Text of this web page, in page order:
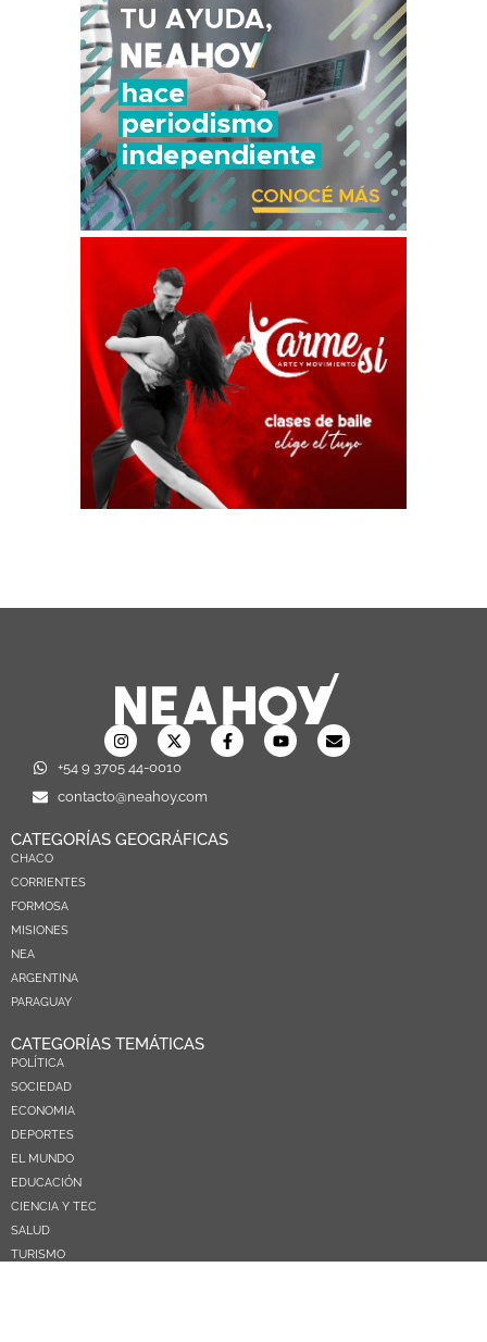
+54 9 3705 44-0010
contacto@neahoy.com
CATEGORÍAS GEOGRÁFICAS
CHACO
CORRIENTES
FORMOSA
MISIONES
NEA
ARGENTINA
PARAGUAY
CATEGORÍAS TEMÁTICAS
POLÍTICA
SOCIEDAD
ECONOMIA
DEPORTES
EL MUNDO
EDUCACIÓN
CIENCIA Y TEC
SALUD
TURISMO